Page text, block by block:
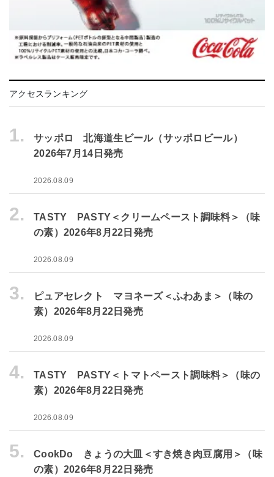
アクセスランキング
1.
サッポロ 北海道生ビール（サッポロビール）
2026年7月14日発売
2026.08.09
2.
TASTY PASTY＜クリームペースト調味料＞（味
の素）2026年8月22日発売
2026.08.09
3.
ピュアセレクト マヨネーズ＜ふわあま＞（味の
素）2026年8月22日発売
2026.08.09
4.
TASTY PASTY＜トマトペースト調味料＞（味の
素）2026年8月22日発売
2026.08.09
5.
CookDo きょうの大皿＜すき焼き肉豆腐用＞（味
の素）2026年8月22日発売